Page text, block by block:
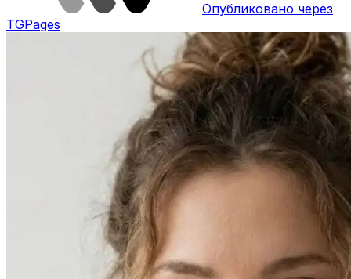
Опубликовано через
TGPages